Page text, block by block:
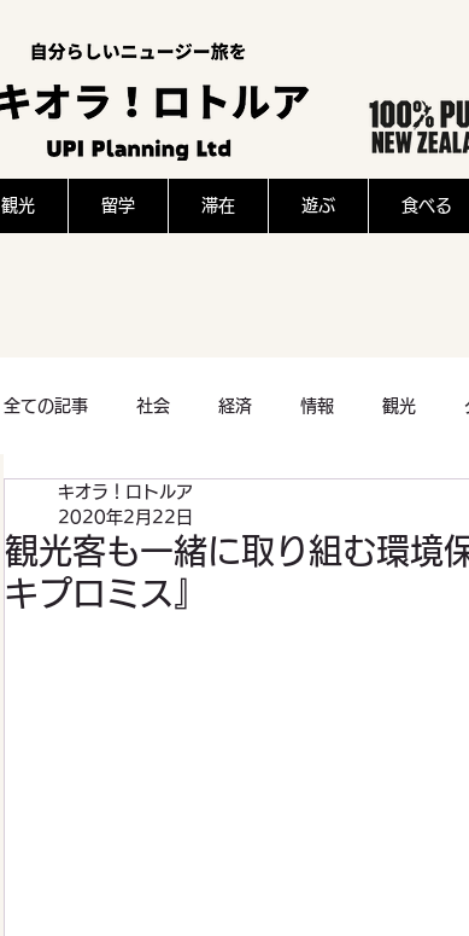
観光 留学 滞在 遊ぶ 食べる
全ての記事 社会 経済 情報 観光
感想 文化
家庭菜園 料理
観光客も一緒に取り組む環境
キプロミス』
キオラ！ロトルア
2020年2月22日